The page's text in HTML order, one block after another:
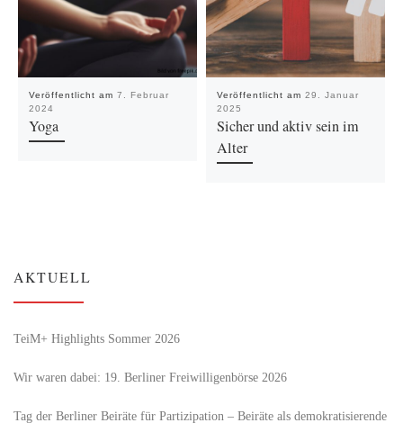
Veröffentlicht am 7. Februar
2024
Yoga
Veröffentlicht am 29. Januar
2025
Sicher und aktiv sein im
Alter
AKTUELL
TeiM+ Highlights Sommer 2026
Wir waren dabei: 19. Berliner Freiwilligenbörse 2026
Tag der Berliner Beiräte für Partizipation – Beiräte als demokratisierende